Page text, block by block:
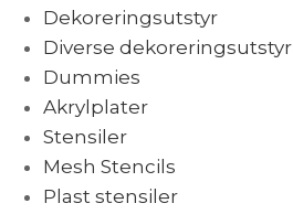
Dekoreringsutstyr
Diverse dekoreringsutstyr
Dummies
Akrylplater
Stensiler
Mesh Stencils
Plast stensiler